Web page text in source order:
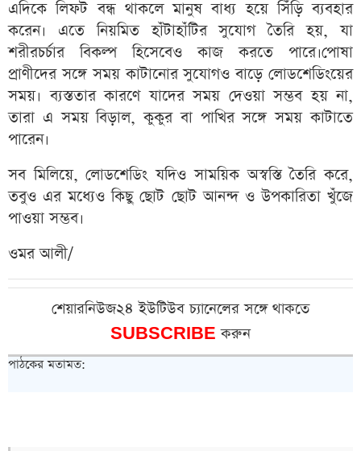
এদিকে লিফট বন্ধ থাকলে মানুষ বাধ্য হয়ে সিঁড়ি ব্যবহার
করেন। এতে নিয়মিত হাঁটাহাঁটির সুযোগ তৈরি হয়, যা
শরীরচর্চার বিকল্প হিসেবেও কাজ করতে পারে।পোষা
প্রাণীদের সঙ্গে সময় কাটানোর সুযোগও বাড়ে লোডশেডিংয়ের
সময়। ব্যস্ততার কারণে যাদের সময় দেওয়া সম্ভব হয় না,
তারা এ সময় বিড়াল, কুকুর বা পাখির সঙ্গে সময় কাটাতে
পারেন।
সব মিলিয়ে, লোডশেডিং যদিও সাময়িক অস্বস্তি তৈরি করে,
তবুও এর মধ্যেও কিছু ছোট ছোট আনন্দ ও উপকারিতা খুঁজে
পাওয়া সম্ভব।
ওমর আলী/
শেয়ারনিউজ২৪ ইউটিউব চ্যানেলের সঙ্গে থাকতে
SUBSCRIBEকরুন
পাঠকের মতামত: